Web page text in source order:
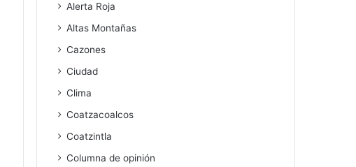
Alerta Roja
Altas Montañas
Cazones
Ciudad
Clima
Coatzacoalcos
Coatzintla
Columna de opinión